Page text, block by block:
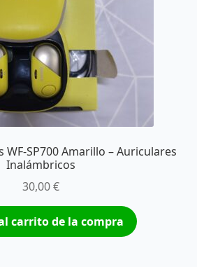
WF-SP700 Amarillo – Auriculares
Inalámbricos
30,00€
carrito de la compra